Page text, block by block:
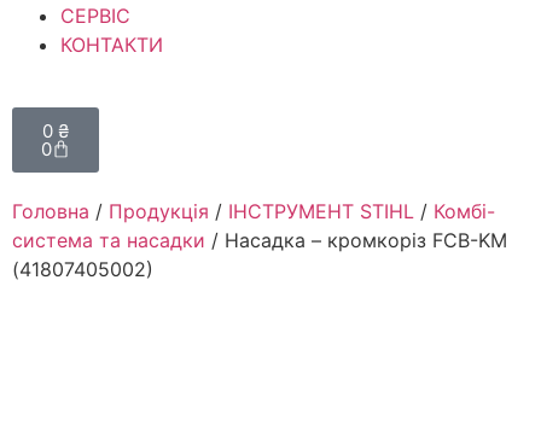
СЕРВІС
КОНТАКТИ
0 ₴
0
Головна / Продукція / ІНСТРУМЕНТ STIHL / Комбі-
система та насадки / Насадка – кромкоріз FCB-KM
(41807405002)